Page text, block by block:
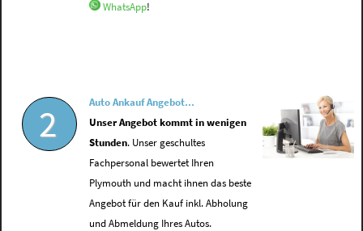
WhatsApp!
2
Auto Ankauf Angebot...
Unser Angebot kommt in wenigen
Stunden. Unser geschultes
Fachpersonal bewertet Ihren
Plymouth und macht ihnen das beste
Angebot für den Kauf inkl. Abholung
und Abmeldung Ihres Autos.